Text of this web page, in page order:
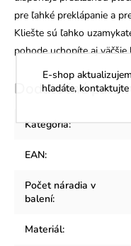
E-shop
hľadáte,
pre ľahké preklápanie a
Kliešte sú ľahko
pohode uchopíte aj väčšie
Dodatočné
Kategória:
EAN:
Počet náradia v
balení:
Materiál: